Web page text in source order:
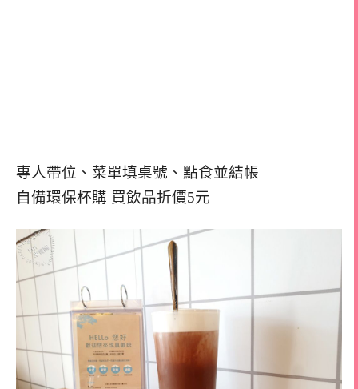
專人帶位、菜單填桌號、點食並結帳
自備環保杯購 買飲品折價5元